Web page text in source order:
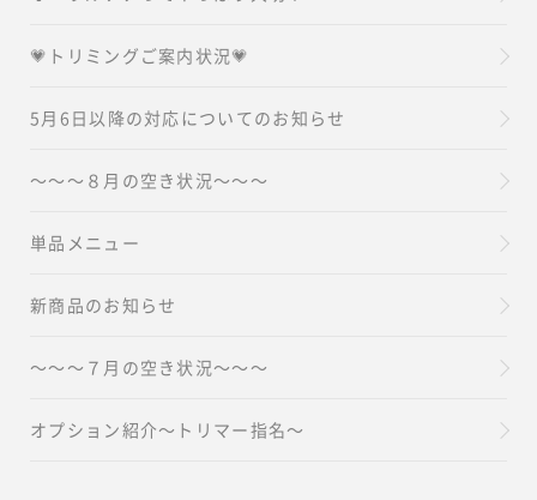
💗トリミングご案内状況💗
5月6日以降の対応についてのお知らせ
～～～８月の空き状況～～～
単品メニュー
新商品のお知らせ
～～～７月の空き状況～～～
オプション紹介～トリマー指名～